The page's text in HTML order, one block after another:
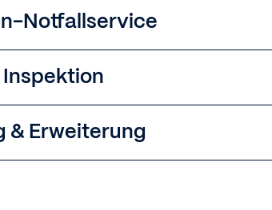
Notfallservice
Inspektion
& Erweiterung